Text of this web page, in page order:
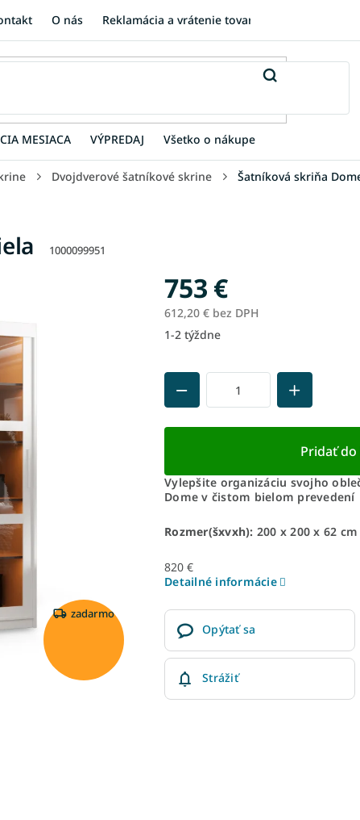
O nás Reklamácia a vrátenie tovaru
MESIACA VÝPREDAJ Všetko o nákupe
Dvojdverové šatníkové skrine Šatníková skriňa
1000099951
zadarmo
753 €
612,20 € bez DPH
Jednotková
1-2 týždne
Pridať do
Vylepšite organizáciu svojho
Dome v čistom bielom prevedení
Rozmer(šxvxh): 200 x 200 x 62 cm
820 €
Detailné informácie
Opýtať sa
Strážiť